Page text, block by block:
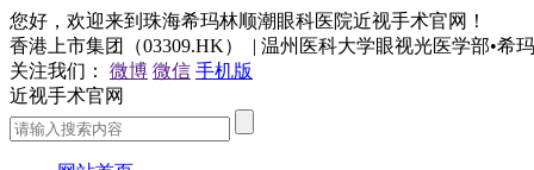
您好，欢迎来到珠海希玛林顺潮眼科医院近视手术官网！
香港上市集团（03309.HK） | 温州医科大学眼视光医学部•希
关注我们：
微博 微信 手机版
近视手术官网